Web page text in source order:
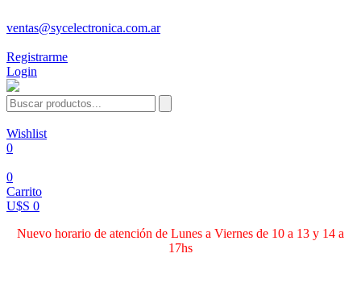
ventas@sycelectronica.com.ar
Registrarme
Login
Wishlist
0
0
Carrito
U$S 0
Nuevo horario de atención de Lunes a Viernes de 10 a 13 y 14 a
17hs